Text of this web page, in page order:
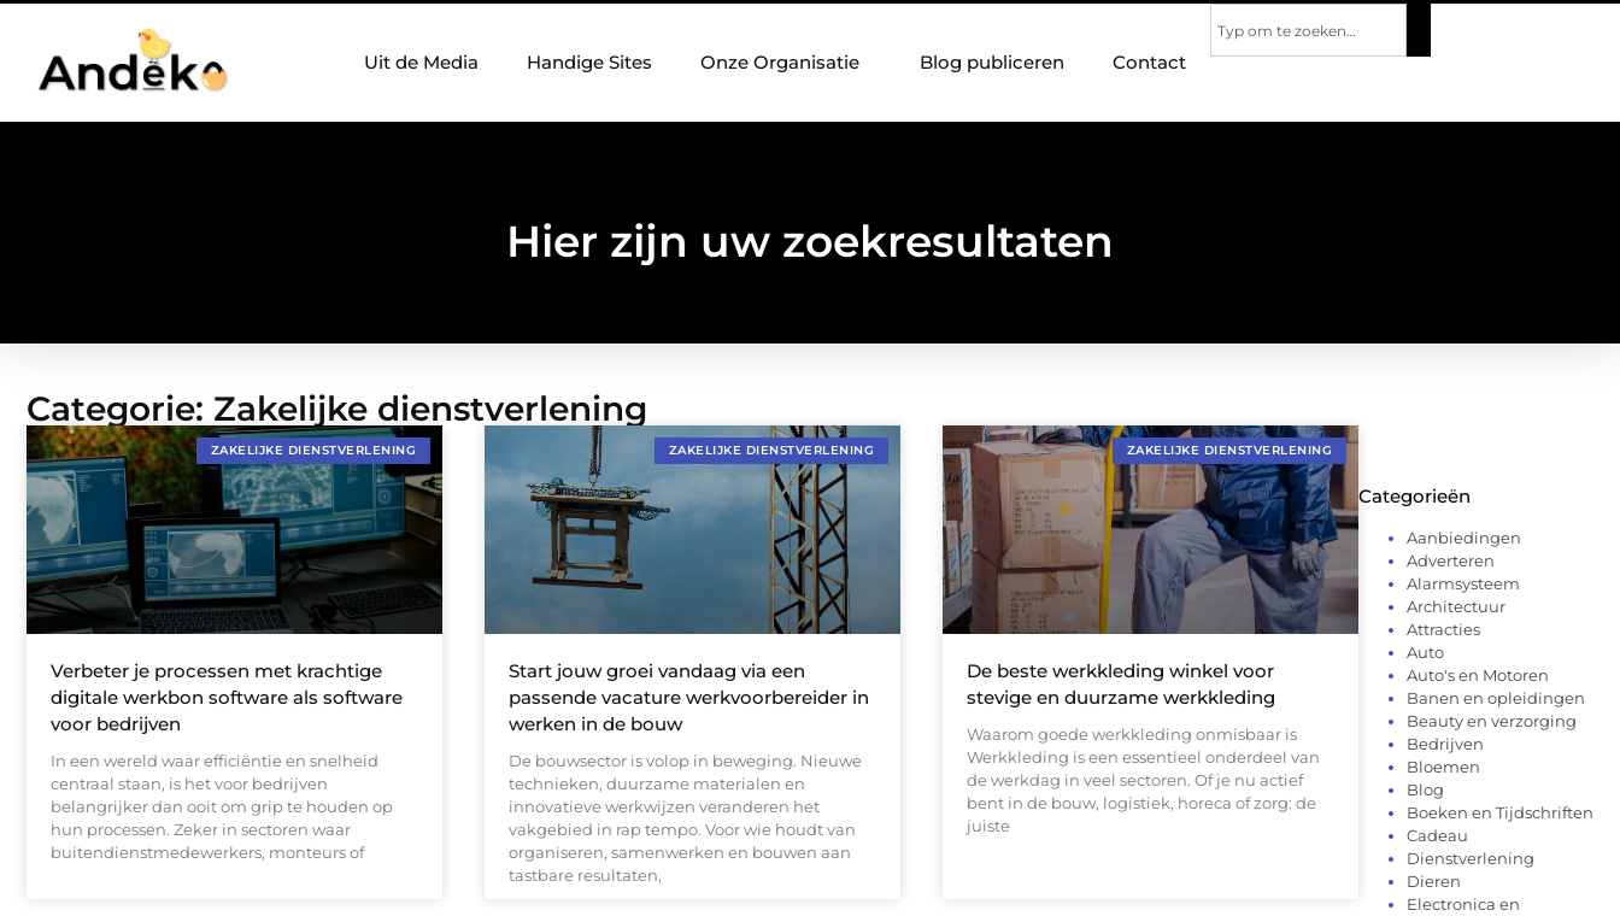
Uit de Media Handige Sites Onze Organisatie Blog publiceren Contact
Hier zijn uw zoekresultaten
Categorie: Zakelijke dienstverlening
ZAKELIJKE DIENSTVERLENING
Verbeter je processen met krachtige
digitale werkbon software als software
voor bedrijven
In een wereld waar efficiëntie en snelheid
centraal staan, is het voor bedrijven
belangrijker dan ooit om grip te houden op
hun processen. Zeker in sectoren waar
buitendienstmedewerkers, monteurs of
ZAKELIJKE DIENSTVERLENING
Start jouw groei vandaag via een
passende vacature werkvoorbereider in
werken in de bouw
De bouwsector is volop in beweging. Nieuwe
technieken, duurzame materialen en
innovatieve werkwijzen veranderen het
vakgebied in rap tempo. Voor wie houdt van
organiseren, samenwerken en bouwen aan
tastbare resultaten,
ZAKELIJKE DIENSTVERLENING
De beste werkkleding winkel voor
stevige en duurzame werkkleding
Waarom goede werkkleding onmisbaar is
Werkkleding is een essentieel onderdeel van
de werkdag in veel sectoren. Of je nu actief
bent in de bouw, logistiek, horeca of zorg: de
juiste
Categorieën
Aanbiedingen
Adverteren
Alarmsysteem
Architectuur
Attracties
Auto
Auto's en Motoren
Banen en opleidingen
Beauty en verzorging
Bedrijven
Bloemen
Blog
Boeken en Tijdschriften
Cadeau
Dienstverlening
Dieren
Electronica en